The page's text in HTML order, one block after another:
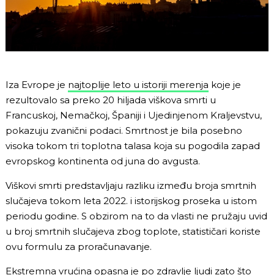
Iza Evrope je najtoplije leto u istoriji merenja koje je
rezultovalo sa preko 20 hiljada viškova smrti u
Francuskoj, Nemačkoj, Španiji i Ujedinjenom Kraljevstvu,
pokazuju zvanični podaci. Smrtnost je bila posebno
visoka tokom tri toplotna talasa koja su pogodila zapad
evropskog kontinenta od juna do avgusta.
Viškovi smrti predstavljaju razliku između broja smrtnih
slučajeva tokom leta 2022. i istorijskog proseka u istom
periodu godine. S obzirom na to da vlasti ne pružaju uvid
u broj smrtnih slučajeva zbog toplote, statističari koriste
ovu formulu za proračunavanje.
Ekstremna vrućina opasna je po zdravlje ljudi zato što